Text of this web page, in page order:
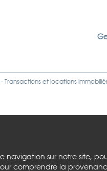
Transactions et locations
navigation sur notre site,
comprendre la